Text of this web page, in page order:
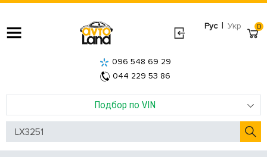
Рус | Укр
Подбор по VIN
096 548 69 29
044 229 53 86
0